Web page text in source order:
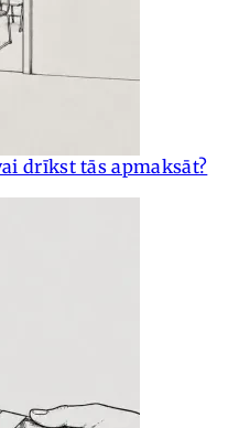
drīkst tās apmaksāt?